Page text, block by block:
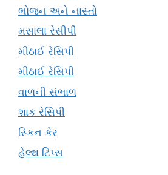
ભોજન અને નાસ્તો
મસાલા રેસીપી
મીઠાઈ રેસિપી
મીઠાઈ રેસિપી
વાળની સંભાળ
શાક રેસિપી
સ્કિન કેર
હેલ્થ ટિપ્સ